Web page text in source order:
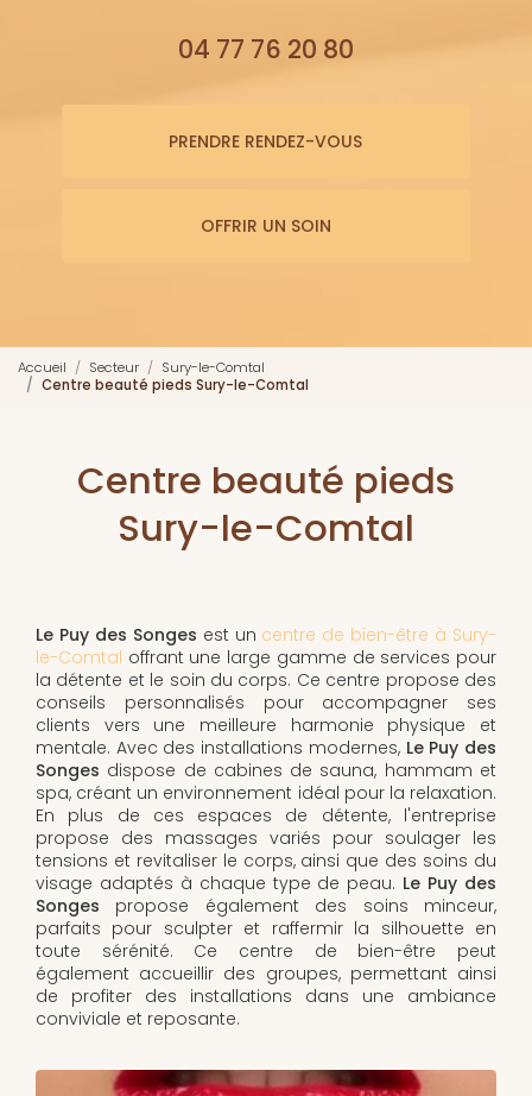
04 77 76 20 80
PRENDRE RENDEZ-VOUS
OFFRIR UN SOIN
Accueil Secteur
Sury-le-Comtal
Centre beauté pieds Sury-le-Comtal
Centre beauté pieds
Sury-le-Comtal
Le Puy des Songes est un centre de bien-être à Sury-
le-Comtal offrant une large gamme de services pour
la détente et le soin du corps. Ce centre propose des
conseils personnalisés pour accompagner ses
clients vers une meilleure harmonie physique et
mentale. Avec des installations modernes, Le Puy des
Songes dispose de cabines de sauna, hammam et
spa, créant un environnement idéal pour la relaxation.
En plus de ces espaces de détente, l'entreprise
propose des massages variés pour soulager les
tensions et revitaliser le corps, ainsi que des soins du
visage adaptés à chaque type de peau. Le Puy des
Songes propose également des soins minceur,
parfaits pour sculpter et raffermir la silhouette en
toute sérénité. Ce centre de bien-être peut
également accueillir des groupes, permettant ainsi
de profiter des installations dans une ambiance
conviviale et reposante.